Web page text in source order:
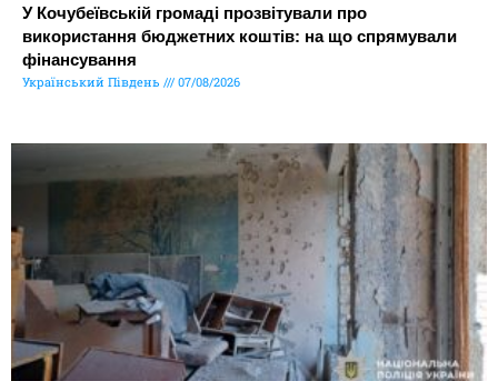
У Кочубеївській громаді прозвітували про
використання бюджетних коштів: на що спрямували
фінансування
Український Південь 07/08/2026